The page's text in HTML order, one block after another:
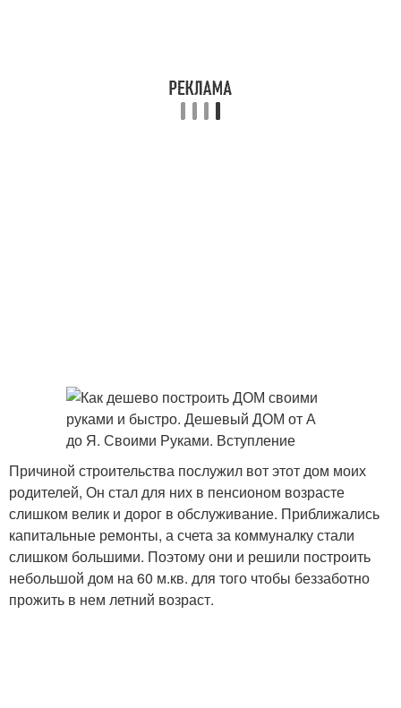
Причиной строительства послужил вот этот дом моих
родителей, Он стал для них в пенсионом возрасте
слишком велик и дорог в обслуживание. Приближались
капитальные ремонты, а счета за коммуналку стали
слишком большими. Поэтому они и решили построить
небольшой дом на 60 м.кв. для того чтобы беззаботно
прожить в нем летний возраст.